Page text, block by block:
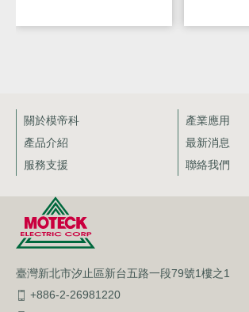
關於模帝科
產業應用
產品介紹
最新消息
服務支援
聯絡我們
臺灣新北市汐止區新台五路一段79號1樓之1
+886-2-26981220